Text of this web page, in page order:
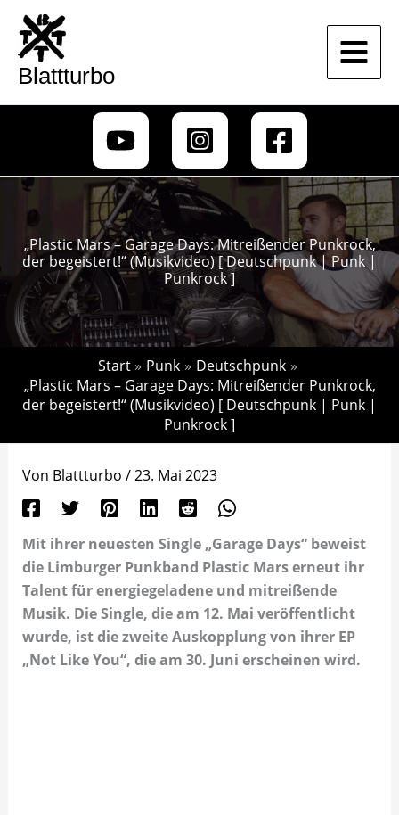
Zum
Inhalt
springen
Blattturbo
„Plastic Mars – Garage Days: Mitreißender Punkrock,
der begeistert!“ (Musikvideo) [ Deutschpunk | Punk |
Punkrock ]
Start Punk
Deutschpunk
„Plastic Mars – Garage Days: Mitreißender Punkrock,
der begeistert!“ (Musikvideo) [ Deutschpunk | Punk |
Punkrock ]
Von Blattturbo /23. Mai 2023
Mit ihrer neuesten Single „Garage Days“ beweist
die Limburger Punkband Plastic Mars erneut ihr
Talent für energiegeladene und mitreißende
Musik. Die Single, die am 12. Mai veröffentlicht
wurde, ist die zweite Auskopplung von ihrer EP
„Not Like You“, die am 30. Juni erscheinen wird.